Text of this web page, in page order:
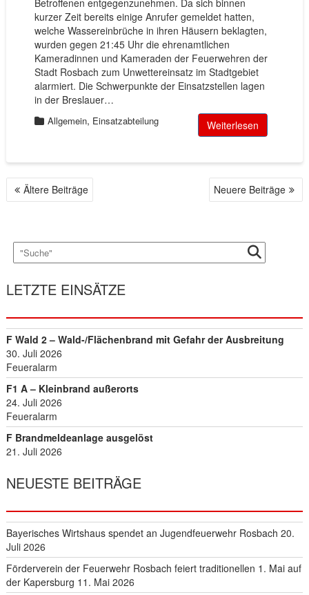
kurzer Zeit bereits einige Anrufer gemeldet hatten,
welche Wassereinbrüche in ihren Häusern beklagten,
wurden gegen 21:45 Uhr die ehrenamtlichen
Kameradinnen und Kameraden der Feuerwehren der
Stadt Rosbach zum Unwettereinsatz im Stadtgebiet
alarmiert. Die Schwerpunkte der Einsatzstellen lagen
in der Breslauer…
Allgemein, Einsatzabteilung Weiterlesen
B
T
R
G
N
A
V
I
G
A
T
I
O
N
Ältere Beiträge Neuere Beiträge
LETZTE EINSÄTZE
F Wald 2 – Wald-/Flächenbrand mit Gefahr der Ausbreitung
30. Juli 2026
Feueralarm
F1 A – Kleinbrand außerorts
24. Juli 2026
Feueralarm
F Brandmeldeanlage ausgelöst
21. Juli 2026
NEUESTE BEITRÄGE
Bayerisches Wirtshaus spendet an Jugendfeuerwehr Rosbach 20.
Juli 2026
Förderverein der Feuerwehr Rosbach feiert traditionellen 1. Mai auf
der Kapersburg 11. Mai 2026